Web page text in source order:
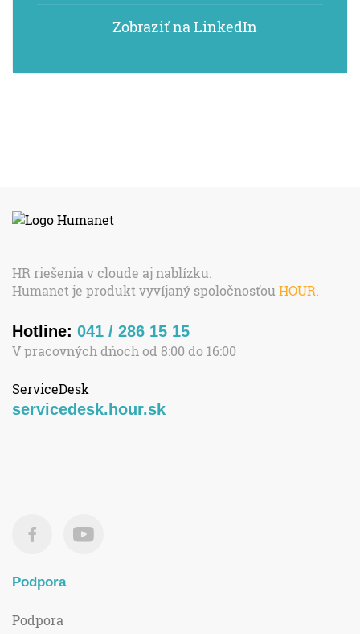
Zobraziť na LinkedIn
HR riešenia v cloude aj nablízku.
Humanet je produkt vyvíjaný spoločnosťou HOUR
Hotline: 041 / 286 15 15
V pracovných dňoch od 8:00 do 16:00
ServiceDesk
servicedesk.hour.sk
Podpora
Podpora